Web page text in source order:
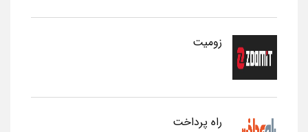
زومیت
راه پرداخت